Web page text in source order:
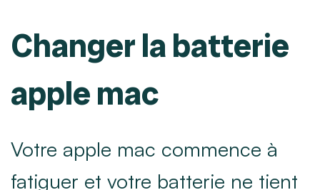
Changer la batterie
apple mac
Votre apple mac commence à
fatiguer et votre batterie ne tient